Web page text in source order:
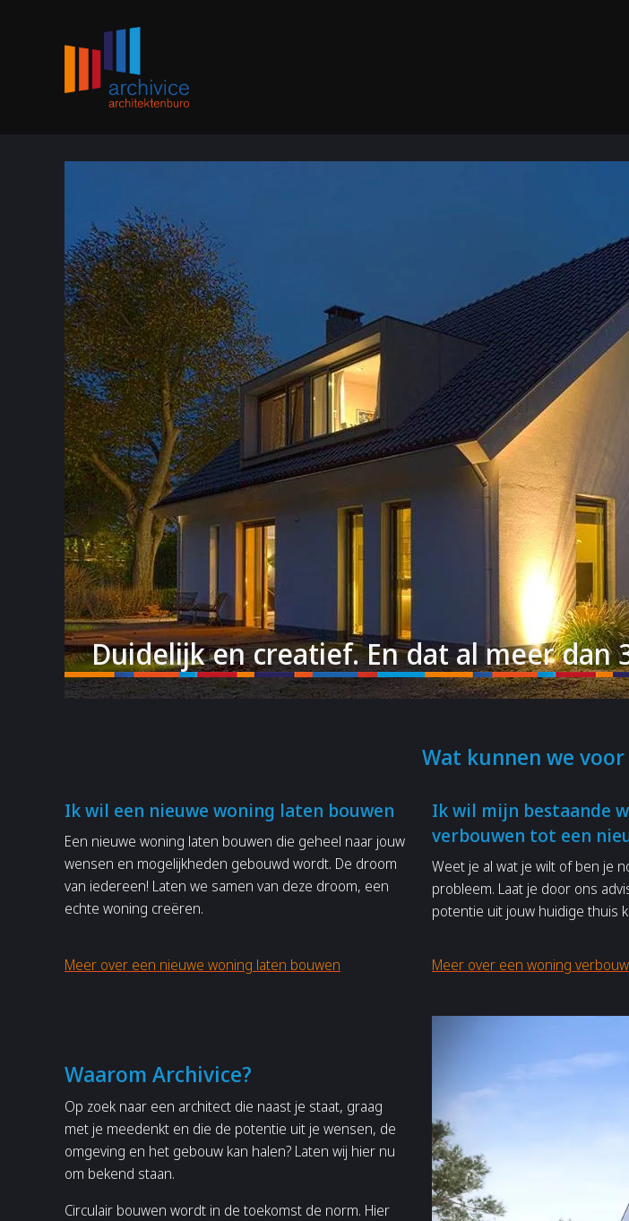
Duidelijk en creatief. En dat al meer dan
Wat kunnen we
Ik wil een nieuwe woning laten bouwen
Een nieuwe woning laten bouwen die geheel naar jouw
wensen en mogelijkheden gebouwd wordt. De droom
van iedereen! Laten we samen van deze droom, een
echte woning creëren.
Meer over een nieuwe woning laten bouwen
Ik wil mijn bestaande
verbouwen tot een
Weet je al wat je wilt of ben je
probleem. Laat je door ons
potentie uit jouw huidige thuis
Meer over een woning
Waarom Archivice?
Op zoek naar een architect die naast je staat, graag
met je meedenkt en die de potentie uit je wensen, de
omgeving en het gebouw kan halen? Laten wij hier nu
om bekend staan.
Circulair bouwen wordt in de toekomst de norm. Hier